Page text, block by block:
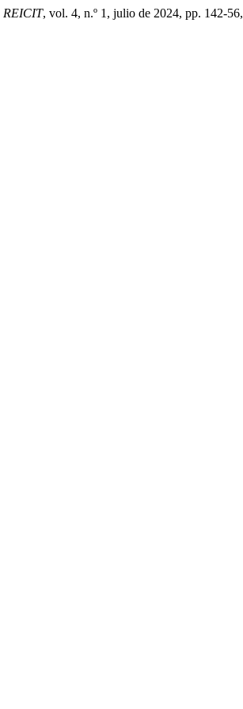
REICIT, vol. 4, n.º 1, julio de 2024, pp. 142-56,